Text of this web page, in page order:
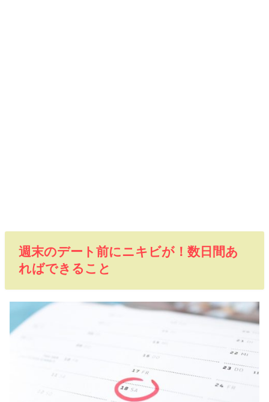
週末のデート前にニキビが！数日間あ
ればできること